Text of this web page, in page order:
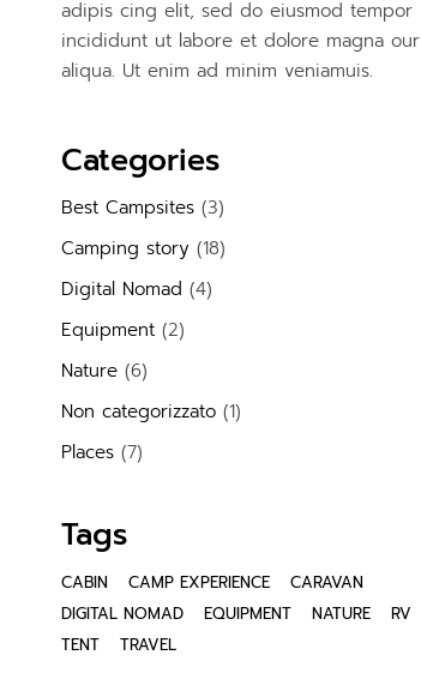
adipis cing elit, sed do eiusmod tempor
incididunt ut labore et dolore magna our
aliqua. Ut enim ad minim veniamuis.
Categories
Best Campsites(3)
Camping story (18)
Digital Nomad (4)
Equipment(2)
Nature(6)
Non categorizzato(1)
Places(7)
Tags
CABIN CAMP EXPERIENCE
CARAVAN
DIGITAL NOMAD
EQUIPMENT NATURE
RV
TENT
TRAVEL